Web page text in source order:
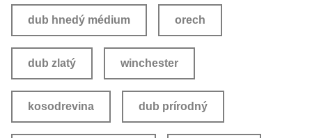
dub hnedý médium orech
dub zlatý winchester
kosodrevina dub prírodný